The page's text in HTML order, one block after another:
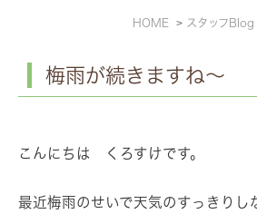
HOME スタッフBlog
梅雨が続きますね～
こんにちは くろすけです。
最近梅雨のせいで天気のすっきりし